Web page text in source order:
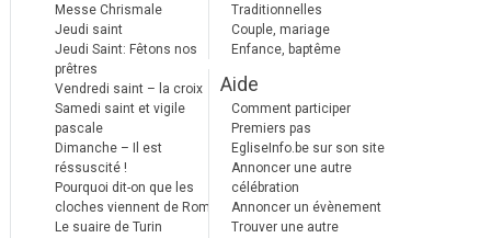
Messe Chrismale
Jeudi saint
Jeudi Saint: Fêtons nos
prêtres
Vendredi saint – la croix
Samedi saint et vigile
pascale
Dimanche – Il est
réssuscité !
Pourquoi dit-on que les
cloches viennent de Rome ?
Le suaire de Turin
Traditionnelles
Couple, mariage
Enfance, baptême
Aide
Comment participer
Premiers pas
EgliseInfo.be sur son site
Annoncer une autre
célébration
Annoncer un évènement
Trouver une autre